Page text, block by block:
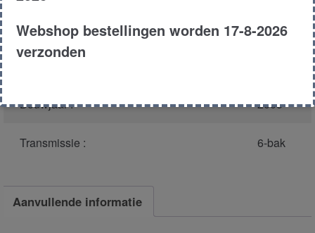
Carroserie : Touring
Bouwjaar : 2003
Transmissie : 6-bak
Aanvullende informatie
Webshop bestellingen worden 17-8-2026
verzonden